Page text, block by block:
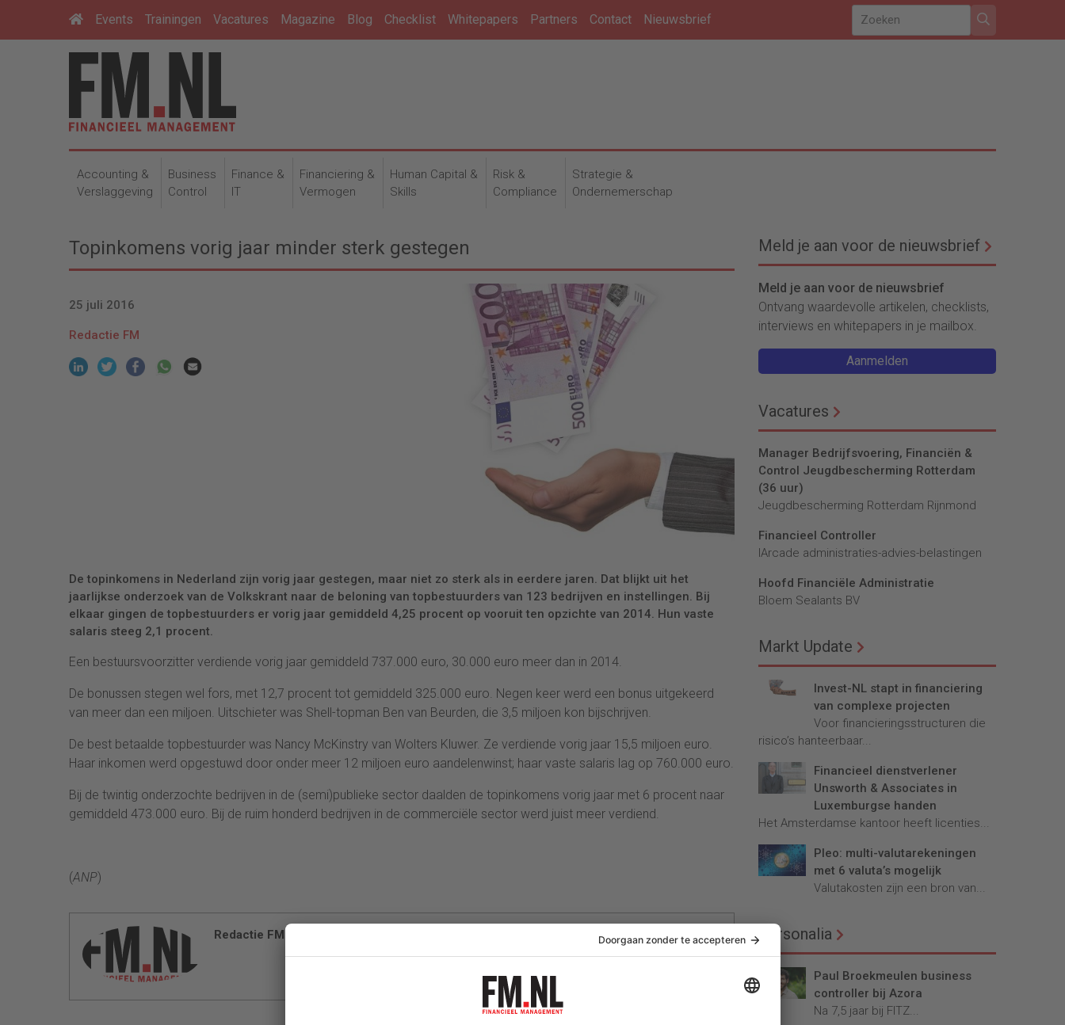
Events Trainingen Vacatures Magazine Blog Checklist Whitepapers Partners Contact Nieuwsbrief
Accounting &
Verslaggeving
Business
Control
Finance &
IT
Financiering &
Vermogen
Human Capital &
Skills
Risk &
Compliance
Strategie &
Ondernemerschap
Topinkomens vorig jaar minder sterk gestegen
25 juli 2016
Redactie FM
De topinkomens in Nederland zijn vorig jaar gestegen, maar niet zo sterk als in eerdere jaren. Dat blijkt uit het
jaarlijkse onderzoek van de Volkskrant naar de beloning van topbestuurders van 123 bedrijven en instellingen. Bij
elkaar gingen de topbestuurders er vorig jaar gemiddeld 4,25 procent op vooruit ten opzichte van 2014. Hun vaste
salaris steeg 2,1 procent.
Een bestuursvoorzitter verdiende vorig jaar gemiddeld 737.000 euro, 30.000 euro meer dan in 2014.
De bonussen stegen wel fors, met 12,7 procent tot gemiddeld 325.000 euro. Negen keer werd een bonus uitgekeerd
van meer dan een miljoen. Uitschieter was Shell-topman Ben van Beurden, die 3,5 miljoen kon bijschrijven.
De best betaalde topbestuurder was Nancy McKinstry van Wolters Kluwer. Ze verdiende vorig jaar 15,5 miljoen euro.
Haar inkomen werd opgestuwd door onder meer 12 miljoen euro aandelenwinst; haar vaste salaris lag op 760.000 euro.
Bij de twintig onderzochte bedrijven in de (semi)publieke sector daalden de topinkomens vorig jaar met 6 procent naar
gemiddeld 473.000 euro. Bij de ruim honderd bedrijven in de commerciële sector werd juist meer verdiend.
(ANP)
Redactie FM
Meld je aan voor de nieuwsbrief
Meld je aan voor de nieuwsbrief
Ontvang waardevolle artikelen, checklists,
interviews en whitepapers in je mailbox.
Aanmelden
Vacatures
Manager Bedrijfsvoering, Financiën &
Control Jeugdbescherming Rotterdam
(36 uur)
Jeugdbescherming Rotterdam Rijnmond
Financieel Controller
lArcade administraties-advies-belastingen
Hoofd Financiële Administratie
Bloem Sealants BV
Markt Update
Invest-NL stapt in financiering
van complexe projecten
Voor financieringsstructuren die
risico’s hanteerbaar...
Financieel dienstverlener
Unsworth & Associates in
Luxemburgse handen
Het Amsterdamse kantoor heeft licenties...
Pleo: multi-valutarekeningen
met 6 valuta’s mogelijk
Valutakosten zijn een bron van...
Personalia
Paul Broekmeulen business
controller bij Azora
Na 7,5 jaar bij FITZ...